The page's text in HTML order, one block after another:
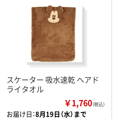
スケーター 吸水速乾 ヘアド
ライタオル
￥1,760（税込）
お届け日：8月19日（水）まで